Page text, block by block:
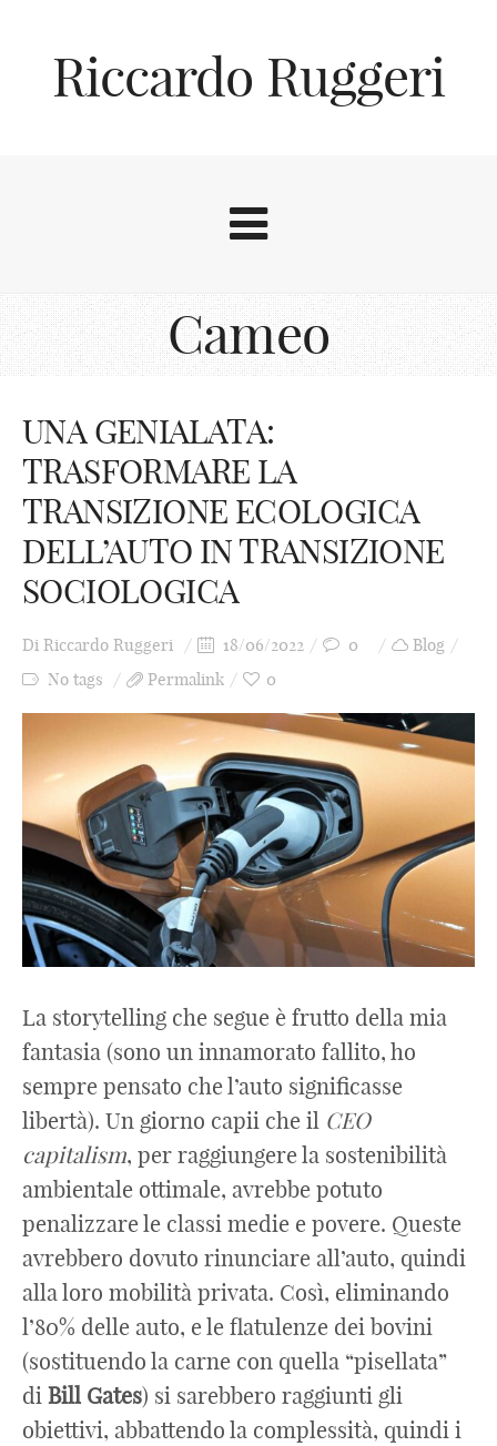
Riccardo Ruggeri
Cameo
UNA GENIALATA:
TRASFORMARE LA
TRANSIZIONE ECOLOGICA
DELL’AUTO IN TRANSIZIONE
SOCIOLOGICA
Di Riccardo Ruggeri 18/06/2022 0
Blog
No tags
Permalink 0
La storytelling che segue è frutto della mia
fantasia (sono un innamorato fallito, ho
sempre pensato che l’auto significasse
libertà). Un giorno capii che il CEO
capitalism, per raggiungere la sostenibilità
ambientale ottimale, avrebbe potuto
penalizzare le classi medie e povere. Queste
avrebbero dovuto rinunciare all’auto, quindi
alla loro mobilità privata. Così, eliminando
l’80% delle auto, e le flatulenze dei bovini
(sostituendo la carne con quella “pisellata”
di Bill Gates) si sarebbero raggiunti gli
obiettivi, abbattendo la complessità, quindi i